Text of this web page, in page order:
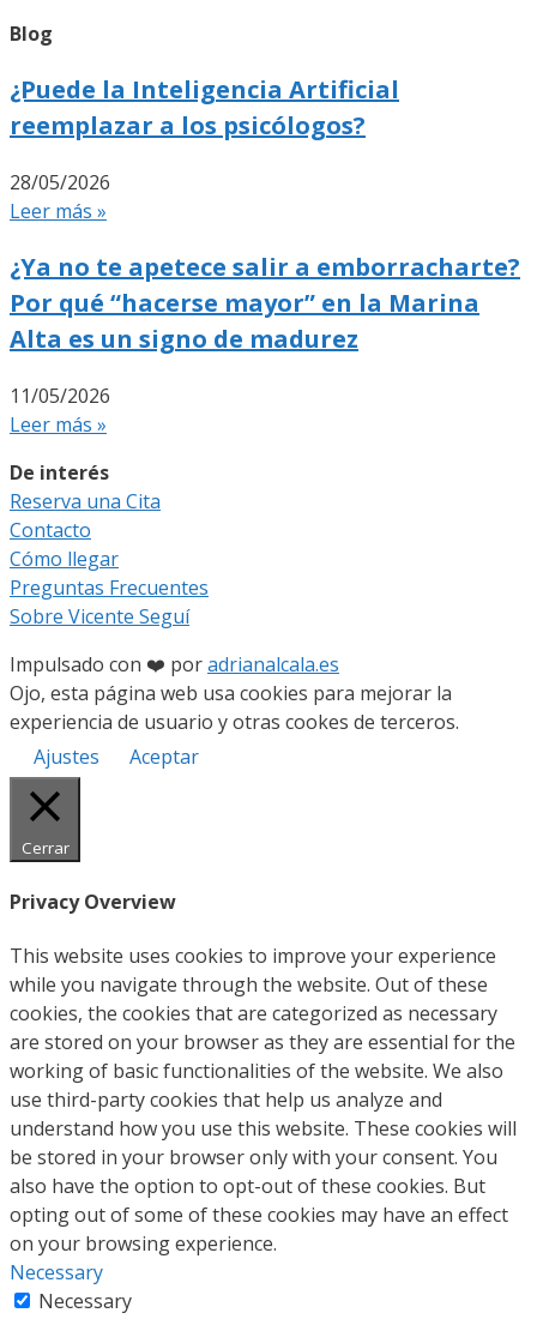
Blog
¿Puede la Inteligencia Artificial
reemplazar a los psicólogos?
28/05/2026
Leer más »
¿Ya no te apetece salir a emborracharte?
Por qué “hacerse mayor” en la Marina
Alta es un signo de madurez
11/05/2026
Leer más »
De interés
Reserva una Cita
Contacto
Cómo llegar
Preguntas Frecuentes
Sobre Vicente Seguí
Impulsado con ❤️ poradrianalcala.es
Ojo, esta página web usa cookies para mejorar la
experiencia de usuario y otras cookes de terceros.
Ajustes
Aceptar
Cerrar
Privacy Overview
This website uses cookies to improve your experience
while you navigate through the website. Out of these
cookies, the cookies that are categorized as necessary
are stored on your browser as they are essential for the
working of basic functionalities of the website. We also
use third-party cookies that help us analyze and
understand how you use this website. These cookies will
be stored in your browser only with your consent. You
also have the option to opt-out of these cookies. But
opting out of some of these cookies may have an effect
on your browsing experience.
Necessary
Necessary